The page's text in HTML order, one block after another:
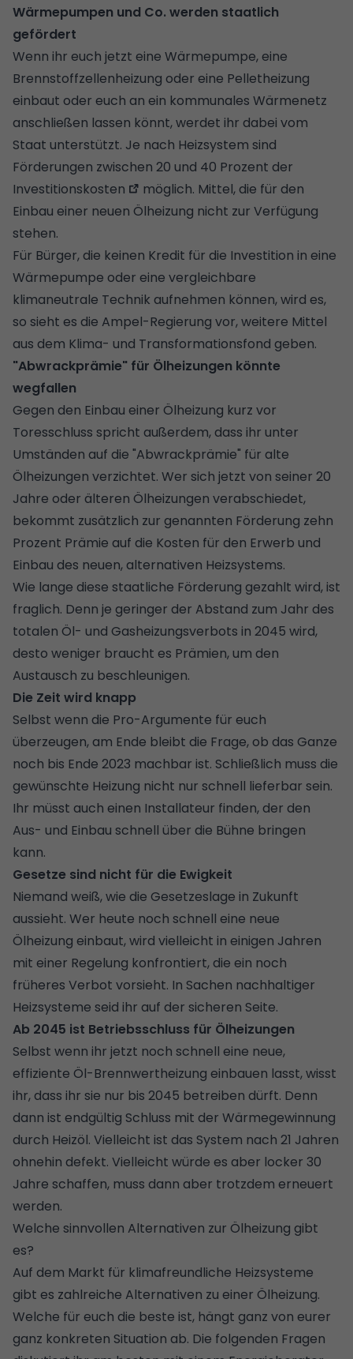
Wärmepumpen und Co. werden staatlich
gefördert
Wenn ihr euch jetzt eine Wärmepumpe, eine
Brennstoffzellenheizung oder eine Pelletheizung
einbaut oder euch an ein kommunales Wärmenetz
anschließen lassen könnt, werdet ihr dabei vom
Staat unterstützt. Je nach Heizsystem sind
Förderungen zwischen 20 und 40 Prozent der
Investitionskosten
möglich. Mittel, die für den
Einbau einer neuen Ölheizung nicht zur Verfügung
stehen.
Für Bürger, die keinen Kredit für die Investition in eine
Wärmepumpe oder eine vergleichbare
klimaneutrale Technik aufnehmen können, wird es,
so sieht es die Ampel-Regierung vor, weitere Mittel
aus dem Klima- und Transformationsfond geben.
"Abwrackprämie" für Ölheizungen könnte
wegfallen
Gegen den Einbau einer Ölheizung kurz vor
Toresschluss spricht außerdem, dass ihr unter
Umständen auf die "Abwrackprämie" für alte
Ölheizungen verzichtet. Wer sich jetzt von seiner 20
Jahre oder älteren Ölheizungen verabschiedet,
bekommt zusätzlich zur genannten Förderung zehn
Prozent Prämie auf die Kosten für den Erwerb und
Einbau des neuen, alternativen Heizsystems.
Wie lange diese staatliche Förderung gezahlt wird, ist
fraglich. Denn je geringer der Abstand zum Jahr des
totalen Öl- und Gasheizungsverbots in 2045 wird,
desto weniger braucht es Prämien, um den
Austausch zu beschleunigen.
Die Zeit wird knapp
Selbst wenn die Pro-Argumente für euch
überzeugen, am Ende bleibt die Frage, ob das Ganze
noch bis Ende 2023 machbar ist. Schließlich muss die
gewünschte Heizung nicht nur schnell lieferbar sein.
Ihr müsst auch einen Installateur finden, der den
Aus- und Einbau schnell über die Bühne bringen
kann.
Gesetze sind nicht für die Ewigkeit
Niemand weiß, wie die Gesetzeslage in Zukunft
aussieht. Wer heute noch schnell eine neue
Ölheizung einbaut, wird vielleicht in einigen Jahren
mit einer Regelung konfrontiert, die ein noch
früheres Verbot vorsieht. In Sachen nachhaltiger
Heizsysteme seid ihr auf der sicheren Seite.
Ab 2045 ist Betriebsschluss für Ölheizungen
Selbst wenn ihr jetzt noch schnell eine neue,
effiziente Öl-Brennwertheizung einbauen lasst, wisst
ihr, dass ihr sie nur bis 2045 betreiben dürft. Denn
dann ist endgültig Schluss mit der Wärmegewinnung
durch Heizöl. Vielleicht ist das System nach 21 Jahren
ohnehin defekt. Vielleicht würde es aber locker 30
Jahre schaffen, muss dann aber trotzdem erneuert
werden.
Welche sinnvollen Alternativen zur Ölheizung gibt
es?
Auf dem Markt für klimafreundliche Heizsysteme
gibt es zahlreiche Alternativen zu einer Ölheizung.
Welche für euch die beste ist, hängt ganz von eurer
ganz konkreten Situation ab. Die folgenden Fragen